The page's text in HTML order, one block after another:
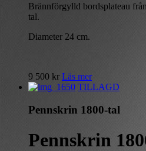
Brännförgylld bordsplateau
tal.
Diameter 24 cm.
9 500 kr Läs mer
TILLAGD
Pennskrin 1800-tal
Pennskrin